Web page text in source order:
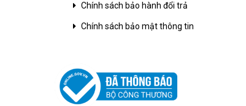
Chính sách bảo hành đổi trả
Chính sách bảo mật thông tin